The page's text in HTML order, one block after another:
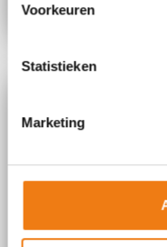
Voorkeuren
Statistieken
Marketing